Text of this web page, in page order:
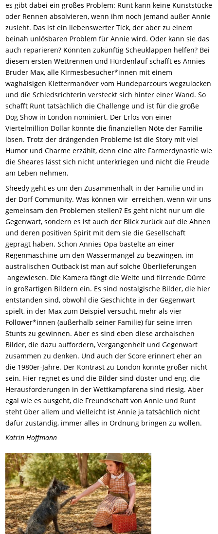
es gibt dabei ein großes Problem: Runt kann keine Kunststücke
oder Rennen absolvieren, wenn ihm noch jemand außer Annie
zusieht. Das ist ein liebenswerter Tick, der aber zu einem
beinah unlösbaren Problem für Annie wird. Oder kann sie das
auch reparieren? Könnten zukünftig Scheuklappen helfen? Bei
diesem ersten Wettrennen und Hürdenlauf schafft es Annies
Bruder Max, alle Kirmesbesucher*innen mit einem
waghalsigen Klettermanöver vom Hundeparcours wegzulocken
und die Schiedsrichterin versteckt sich hinter einer Wand. So
schafft Runt tatsächlich die Challenge und ist für die große
Dog Show in London nominiert. Der Erlös von einer
Viertelmillion Dollar könnte die finanziellen Nöte der Familie
lösen. Trotz der drängenden Probleme ist die Story mit viel
Humor und Charme erzählt, denn eine alte Farmerdynastie wie
die Sheares lässt sich nicht unterkriegen und nicht die Freude
am Leben nehmen.
Sheedy geht es um den Zusammenhalt in der Familie und in
der Dorf Community. Was können wir erreichen, wenn wir uns
gemeinsam den Problemen stellen? Es geht nicht nur um die
Gegenwart, sondern es ist auch der Blick zurück auf die Ahnen
und deren positiven Spirit mit dem sie die Gesellschaft
geprägt haben. Schon Annies Opa bastelte an einer
Regenmaschine um den Wassermangel zu bezwingen, im
australischen Outback ist man auf solche Überlieferungen
angewiesen. Die Kamera fängt die Weite und flirrende Dürre
in großartigen Bildern ein. Es sind nostalgische Bilder, die hier
entstanden sind, obwohl die Geschichte in der Gegenwart
spielt, in der Max zum Beispiel versucht, mehr als vier
Follower*innen (außerhalb seiner Familie) für seine irren
Stunts zu gewinnen. Aber es sind eben diese archaischen
Bilder, die dazu auffordern, Vergangenheit und Gegenwart
zusammen zu denken. Und auch der Score erinnert eher an
die 1980er-Jahre. Der Kontrast zu London könnte größer nicht
sein. Hier regnet es und die Bilder sind düster und eng, die
Herausforderungen in der Wettkampfarena sind riesig. Aber
egal wie es ausgeht, die Freundschaft von Annie und Runt
steht über allem und vielleicht ist Annie ja tatsächlich nicht
dafür zuständig, immer alles in Ordnung bringen zu wollen.
Katrin Hoffmann